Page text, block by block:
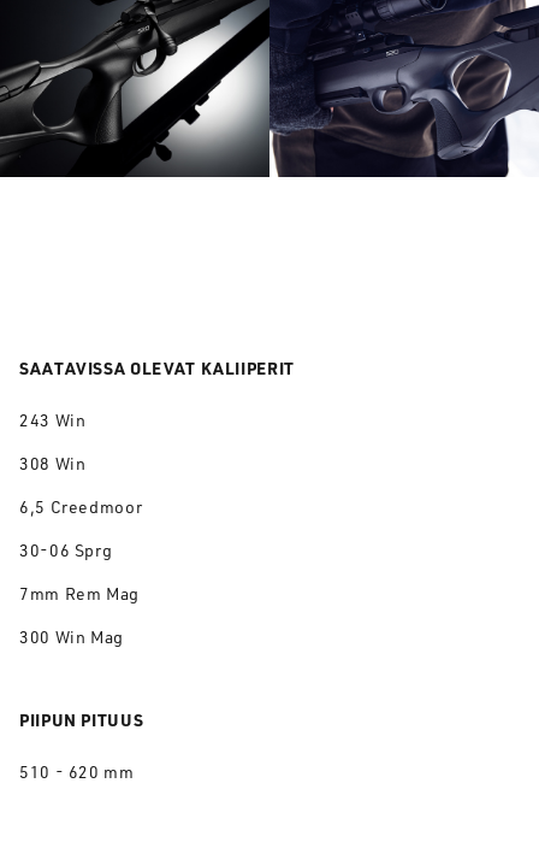
SAATAVISSA OLEVAT KALIIPERIT
243 Win
308 Win
6,5 Creedmoor
30-06 Sprg
7mm Rem Mag
300 Win Mag
PIIPUN PITUUS
510 - 620 mm